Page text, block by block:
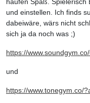
und einstellen. Ich finds
dabeiwäre, wärs nicht
sich ja da noch was ;)
https://www.soundgym.co/
und
https://www.tonegym.co/